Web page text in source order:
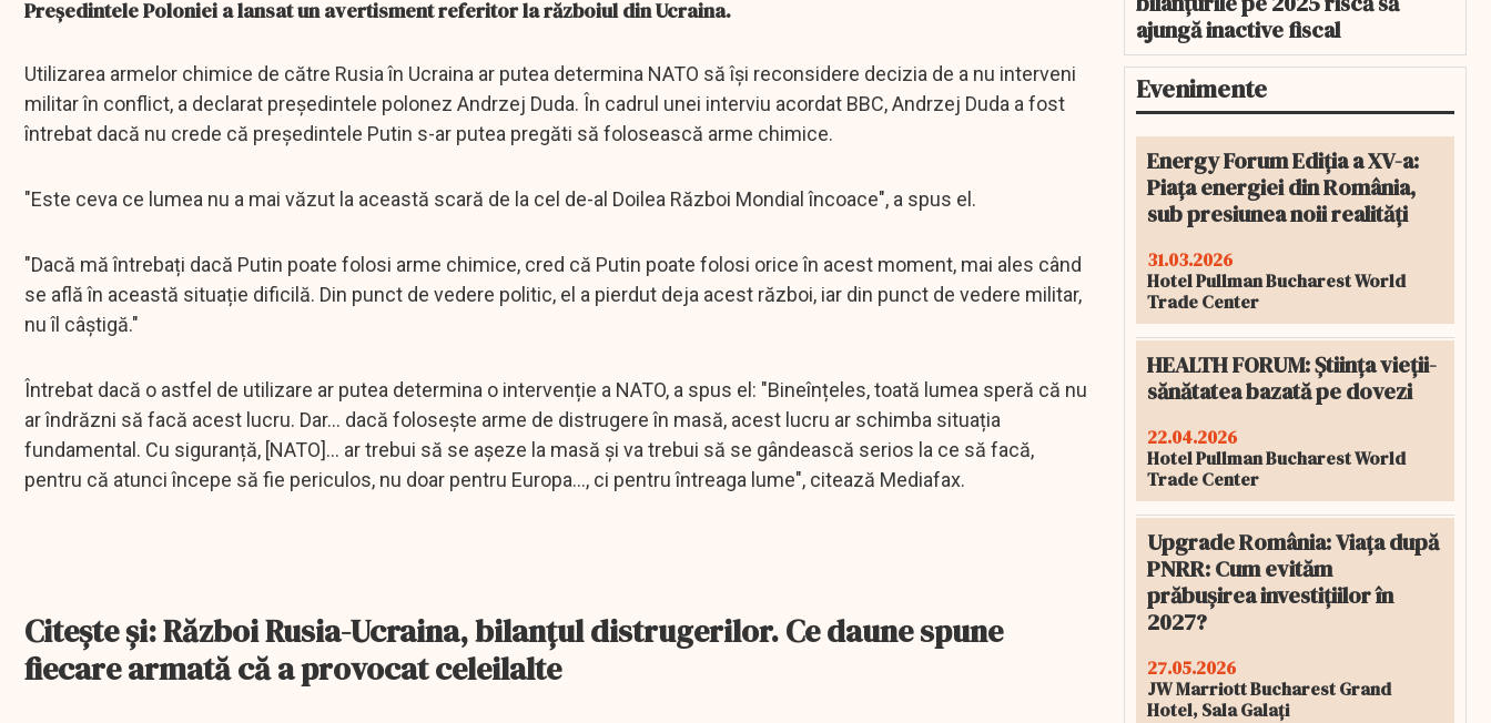
Preşedintele Poloniei a lansat un avertisment referitor la războiul din Ucraina.
Utilizarea armelor chimice de către Rusia în Ucraina ar putea determina NATO să își reconsidere decizia de a nu interveni
militar în conflict, a declarat președintele polonez Andrzej Duda. În cadrul unei interviu acordat BBC, Andrzej Duda a fost
întrebat dacă nu crede că președintele Putin s-ar putea pregăti să folosească arme chimice.
"Este ceva ce lumea nu a mai văzut la această scară de la cel de-al Doilea Război Mondial încoace", a spus el.
"Dacă mă întrebați dacă Putin poate folosi arme chimice, cred că Putin poate folosi orice în acest moment, mai ales când
se află în această situație dificilă. Din punct de vedere politic, el a pierdut deja acest război, iar din punct de vedere militar,
nu îl câștigă."
Întrebat dacă o astfel de utilizare ar putea determina o intervenție a NATO, a spus el: "Bineînțeles, toată lumea speră că nu
ar îndrăzni să facă acest lucru. Dar... dacă folosește arme de distrugere în masă, acest lucru ar schimba situația
fundamental. Cu siguranță, [NATO]... ar trebui să se așeze la masă și va trebui să se gândească serios la ce să facă,
pentru că atunci începe să fie periculos, nu doar pentru Europa..., ci pentru întreaga lume", citează Mediafax.
Citeşte şi: Război Rusia-Ucraina, bilanţul distrugerilor. Ce daune spune
fiecare armată că a provocat celeilalte
ajungă inactive fiscal
Evenimente
Energy Forum Ediția a XV-a:
Piața energiei din România,
sub presiunea noii realități
31.03.2026
Hotel Pullman Bucharest World
Trade Center
HEALTH FORUM: Știința vieții-
sănătatea bazată pe dovezi
22.04.2026
Hotel Pullman Bucharest World
Trade Center
Upgrade România: Viața după
PNRR: Cum evităm
prăbușirea investițiilor în
2027?
27.05.2026
JW Marriott Bucharest Grand
Hotel, Sala Galați